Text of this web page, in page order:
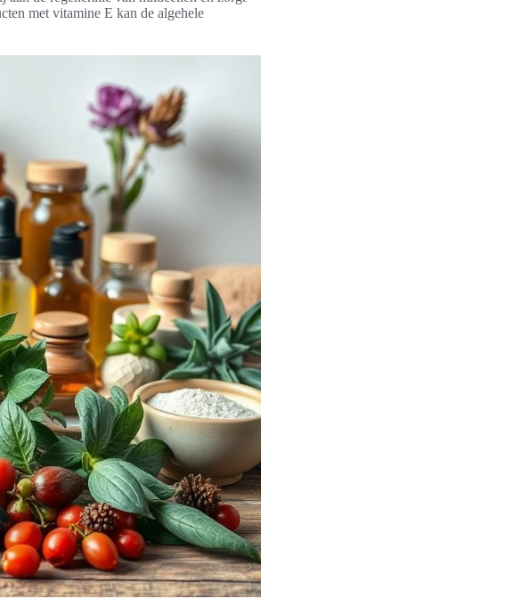
met vitamine E kan de algehele